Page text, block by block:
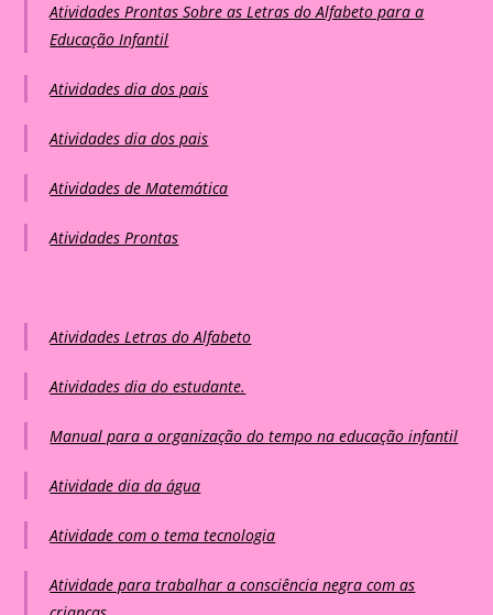
Atividades Prontas Sobre as Letras do Alfabeto para a
Educação Infantil
Atividades dia dos pais
Atividades dia dos pais
Atividades de Matemática
Atividades Prontas
Atividades Letras do Alfabeto
Atividades dia do estudante.
Manual para a organização do tempo na educação infantil
Atividade dia da água
Atividade com o tema tecnologia
Atividade para trabalhar a consciência negra com as